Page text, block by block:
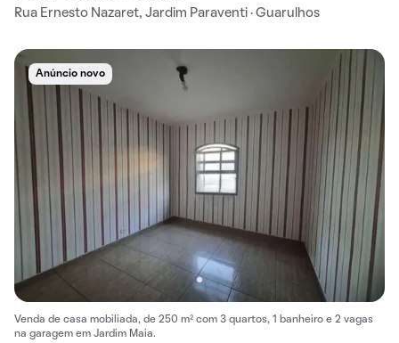
Rua Ernesto Nazaret, Jardim Paraventi · Guarulhos
Anúncio novo
Venda de casa mobiliada, de 250 m² com 3 quartos, 1 banheiro e 2 vagas
na garagem em Jardim Maia.